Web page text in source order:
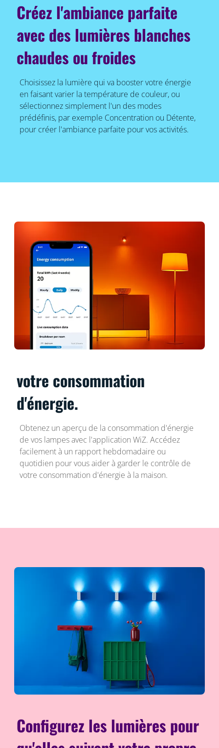
Créez l'ambiance parfaite
avec des lumières blanches
chaudes ou froides
Choisissez la lumière qui va booster votre énergie
en faisant varier la température de couleur, ou
sélectionnez simplement l'un des modes
prédéfinis, par exemple Concentration ou Détente,
pour créer l'ambiance parfaite pour vos activités.
votre consommation
d'énergie.
Obtenez un aperçu de la consommation d'énergie
de vos lampes avec l'application WiZ. Accédez
facilement à un rapport hebdomadaire ou
quotidien pour vous aider à garder le contrôle de
votre consommation d'énergie à la maison.
Configurez les lumières pour